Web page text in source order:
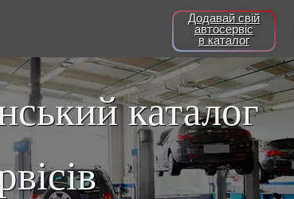
Додавай свій
автосервіс
в каталог
каталог